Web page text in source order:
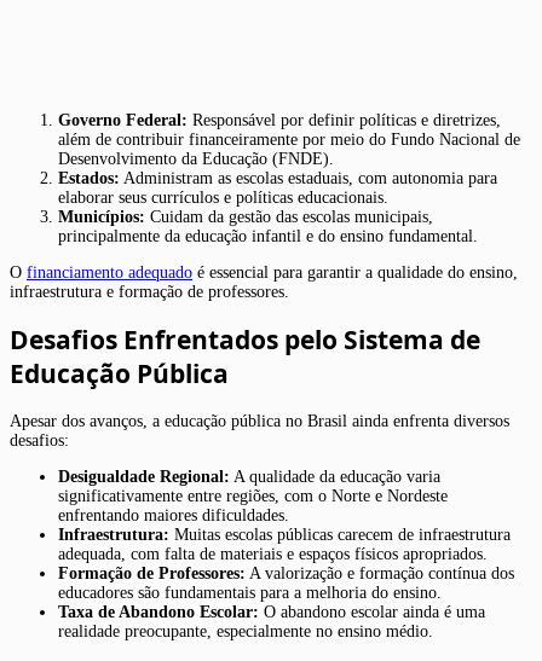
Governo Federal: Responsável por definir políticas e diretrizes,
além de contribuir financeiramente por meio do Fundo Nacional de
Desenvolvimento da Educação (FNDE).
Estados: Administram as escolas estaduais, com autonomia para
elaborar seus currículos e políticas educacionais.
Municípios: Cuidam da gestão das escolas municipais,
principalmente da educação infantil e do ensino fundamental.
O financiamento adequado é essencial para garantir a qualidade do ensino,
infraestrutura e formação de professores.
Desafios Enfrentados pelo Sistema de
Educação Pública
Apesar dos avanços, a educação pública no Brasil ainda enfrenta diversos
desafios:
Desigualdade Regional: A qualidade da educação varia
significativamente entre regiões, com o Norte e Nordeste
enfrentando maiores dificuldades.
Infraestrutura: Muitas escolas públicas carecem de infraestrutura
adequada, com falta de materiais e espaços físicos apropriados.
Formação de Professores: A valorização e formação contínua dos
educadores são fundamentais para a melhoria do ensino.
Taxa de Abandono Escolar: O abandono escolar ainda é uma
realidade preocupante, especialmente no ensino médio.